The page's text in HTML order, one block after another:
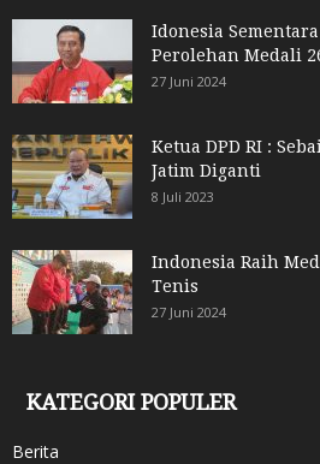
Idonesia
Perolehan Medali
27 Juni 2024
Ketua DPD RI :
Jatim Diganti
8 Juli 2023
Indonesia Raih
Tenis
27 Juni 2024
KATEGORI POPULER
Berita